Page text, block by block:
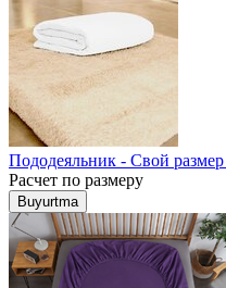
Пододеяльник - Свой размер
Расчет по размеру
Buyurtma